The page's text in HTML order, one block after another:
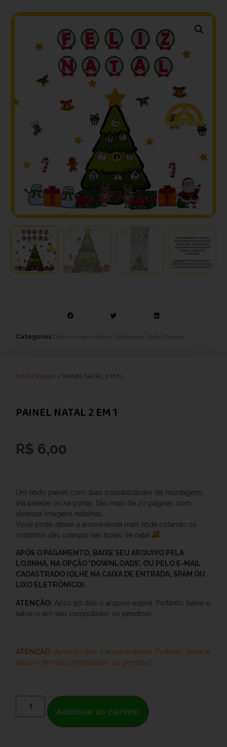
Categorias Datas comemorativas Destaques Natal Painéis
Início / Painéis / PAINEL NATAL 2 EM 1
PAINEL NATAL 2 EM 1
R$ 6,00
Um lindo painel com duas possibilidades de montagens
(na parede ou na porta). São mais de 20 páginas com
diversas imagens natalinas.
Você pode deixar a árvore ainda mais linda colando os
rostinhos das crianças nas bolas de natal
APÓS O PAGAMENTO, BAIXE SEU ARQUIVO PELA
LOJINHA, NA OPÇÃO ‘DOWNLOADS’, OU PELO E-MAIL
CADASTRADO (OLHE NA CAIXA DE ENTRADA, SPAM OU
LIXO ELETRÔNICO).
ATENÇÃO: Após 90 dias o arquivo expira. Portanto, baixe e
salve-o em seu computador ou pendrive.
ATENÇÃO: Após 90 dias o arquivo expira. Portanto, baixe e
salve-o em seu computador ou pendrive.
Adicionar ao carrinho